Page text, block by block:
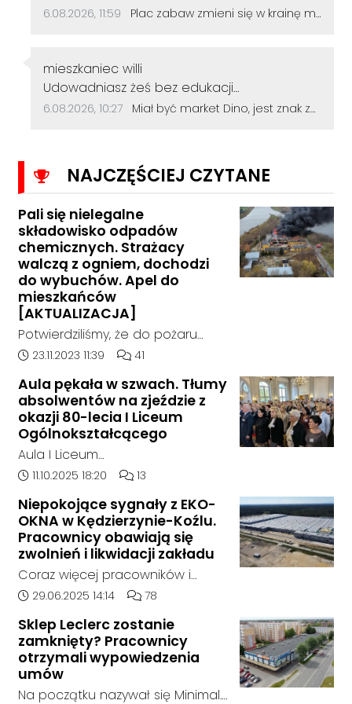
Data dodania komentarza:
6.08.2026, 11:59 Źródło komentarza:
Plac zabaw zmieni się w krainę małych odkrywców. Główną atrakcją będzie galeon
Autor komentarza:
mieszkaniec willi
Treść komentarza:
Udowadniasz żeś bez edukacji
podstawowej...
Data dodania komentarza:
6.08.2026, 10:27 Źródło komentarza:
Miał być market Dino, jest znak zapytania. Przetarg na działkę przy szkole zakończył się bez ofert
NAJCZĘŚCIEJ CZYTANE
Pali się nielegalne
składowisko odpadów
chemicznych. Strażacy
walczą z ogniem, dochodzi
do wybuchów. Apel do
mieszkańców
[AKTUALIZACJA]
Potwierdziliśmy, że do pożaru
doszło w hali, w której nielegalnie
chemiczne.
Data dodania artykułu:
23.11.2023 11:39 Liczba komentarzy artykułu:
41
Aula pękała w szwach. Tłumy
absolwentów na zjeździe z
okazji 80-lecia I Liceum
Ogólnokształcącego
Aula I Liceum
Ogólnokształcącego im. Henryka
w sobotnie przedpołudnie
dosłownie pękała w szwach. Na
wyjątkowy zjazd absolwentów z
okazji jubileuszu 80-lecia szkoły
przyjechali ludzie z różnych
zakątków Polski i świata. W tym
roku zarejestrowało się ponad
1000 uczestników. To największy
zjazd w historii placówki.
Data dodania artykułu:
11.10.2025 18:20 Liczba komentarzy artykułu:
13
Niepokojące sygnały z EKO-
OKNA w Kędzierzynie-Koźlu.
Pracownicy obawiają się
zwolnień i likwidacji zakładu
Coraz więcej pracowników i
mieszkańców zgłasza się do
niepokojącej sytuacji w zakładzie
EKO-OKNA w Kędzierzynie-Koźlu.
Jak wynika z ich relacji, firma
miała w ostatnich tygodniach
Data dodania artykułu:
29.06.2025 14:14 Liczba komentarzy artykułu:
78
Sklep Leclerc zostanie
zamknięty? Pracownicy
otrzymali wypowiedzenia
umów
Na początku nazywał się Minimal.